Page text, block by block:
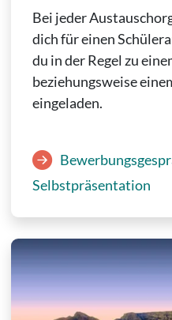
Bei jeder
dich für einen
du in der Regel zu
beziehungsweise
eingeladen.
Selbstpräsentation